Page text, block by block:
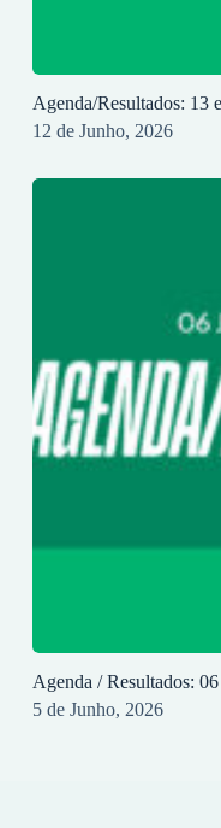
Agenda/Resultados: 13
12 de Junho, 2026
Agenda / Resultados:
5 de Junho, 2026